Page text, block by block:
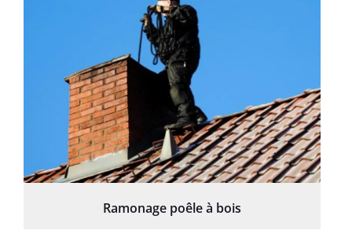
Ramonage poêle à bois